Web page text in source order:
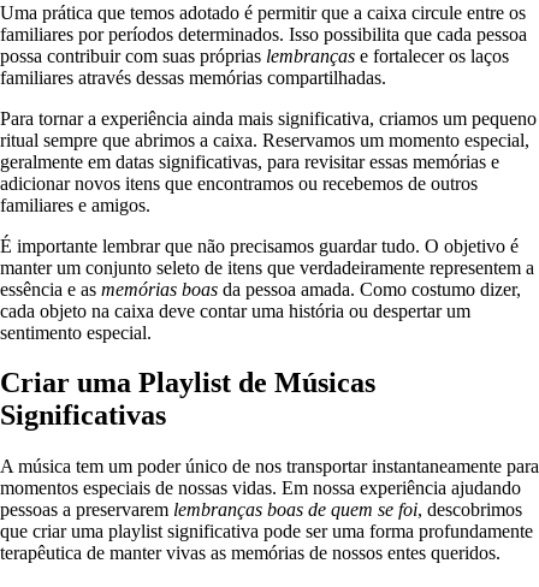
Uma prática que temos adotado é permitir que a caixa circule entre os
familiares por períodos determinados. Isso possibilita que cada pessoa
possa contribuir com suas próprias lembranças e fortalecer os laços
familiares através dessas memórias compartilhadas.
Para tornar a experiência ainda mais significativa, criamos um pequeno
ritual sempre que abrimos a caixa. Reservamos um momento especial,
geralmente em datas significativas, para revisitar essas memórias e
adicionar novos itens que encontramos ou recebemos de outros
familiares e amigos.
É importante lembrar que não precisamos guardar tudo. O objetivo é
manter um conjunto seleto de itens que verdadeiramente representem a
essência e as memórias boas da pessoa amada. Como costumo dizer,
cada objeto na caixa deve contar uma história ou despertar um
sentimento especial.
Criar uma Playlist de Músicas
Significativas
A música tem um poder único de nos transportar instantaneamente para
momentos especiais de nossas vidas. Em nossa experiência ajudando
pessoas a preservarem lembranças boas de quem se foi, descobrimos
que criar uma playlist significativa pode ser uma forma profundamente
terapêutica de manter vivas as memórias de nossos entes queridos.